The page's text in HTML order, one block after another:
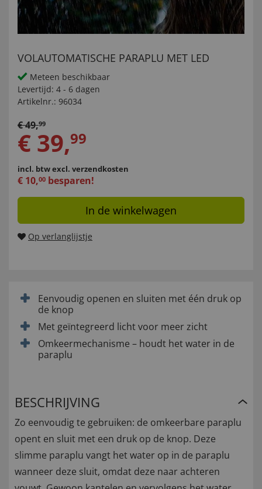
VOLAUTOMATISCHE PARAPLU MET LED
Meteen beschikbaar
Levertijd: 4 - 6 dagen
Artikelnr.: 96034
€49,99
€ 39,99
incl. btwexcl. verzendkosten
€ 10,00 besparen!
In de winkelwagen
Op verlanglijstje
Eenvoudig openen en sluiten met één druk op
de knop
Met geïntegreerd licht voor meer zicht
Omkeermechanisme – houdt het water in de
paraplu
BESCHRIJVING
Zo eenvoudig te gebruiken: de omkeerbare paraplu
opent en sluit met een druk op de knop. Deze
slimme paraplu vangt het water op in de paraplu
wanneer deze sluit, omdat deze naar achteren